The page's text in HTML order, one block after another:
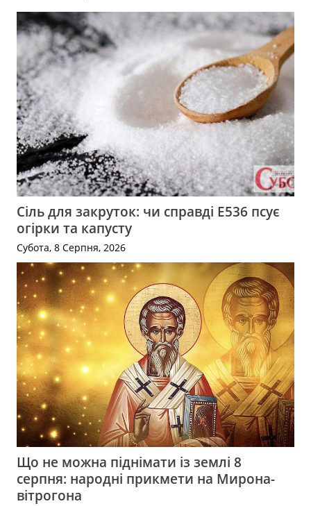
Сіль для закруток: чи справді Е536 псує
огірки та капусту
Субота, 8 Серпня, 2026
Що не можна піднімати із землі 8
серпня: народні прикмети на Мирона-
вітрогона